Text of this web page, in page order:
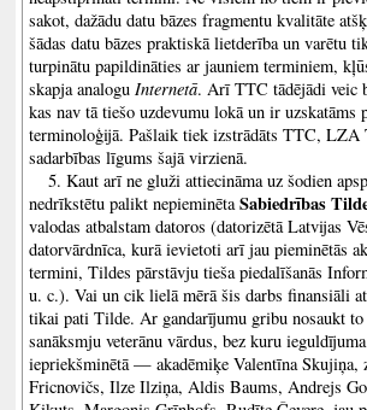
sakot, dažādu datu bāzes fragmentu kvalitāte
šādas datu bāzes praktiskā lietderība un varētu
turpinātu papildināties ar jauniem terminiem,
skapja analogu Internetā. Arī TTC tādējādi veic
kas nav tā tiešo uzdevumu lokā un ir uzskatāms
terminoloģijā. Pašlaik tiek izstrādāts TTC,
sadarbības līgums šajā virzienā.
5. Kaut arī ne gluži attiecināma uz šodien
nedrīkstētu palikt nepieminētaSabiedrības
valodas atbalstam datoros (datorizētā Latvijas
datorvārdnīca, kurā ievietoti arī jau pieminētās
termini, Tildes pārstāvju tieša piedalīšanās
u. c.). Vai un cik lielā mērā šis darbs finansiāli
tikai pati Tilde. Ar gandarījumu gribu nosaukt
sanāksmju veterānu vārdus, bez kuru
iepriekšminētā — akadēmiķe Valentīna Skujiņa,
Fricnovičs, Ilze Ilziņa, Aldis Baums, Andrejs